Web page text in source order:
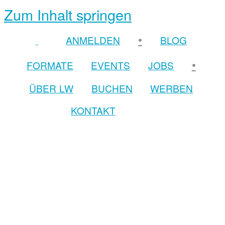
Zum Inhalt springen
ANMELDEN •
BLOG
FORMATE
EVENTS JOBS •
ÜBER LW BUCHEN
WERBEN
KONTAKT